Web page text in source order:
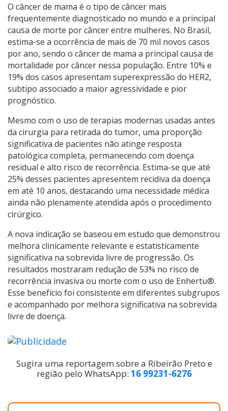
O câncer de mama é o tipo de câncer mais
frequentemente diagnosticado no mundo e a principal
causa de morte por câncer entre mulheres. No Brasil,
estima-se a ocorrência de mais de 70 mil novos casos
por ano, sendo o câncer de mama a principal causa de
mortalidade por câncer nessa população. Entre 10% e
19% dos casos apresentam superexpressão do HER2,
subtipo associado a maior agressividade e pior
prognóstico.
Mesmo com o uso de terapias modernas usadas antes
da cirurgia para retirada do tumor, uma proporção
significativa de pacientes não atinge resposta
patológica completa, permanecendo com doença
residual e alto risco de recorrência. Estima-se que até
25% desses pacientes apresentem recidiva da doença
em até 10 anos, destacando uma necessidade médica
ainda não plenamente atendida após o procedimento
cirúrgico.
A nova indicação se baseou em estudo que demonstrou
melhora clinicamente relevante e estatisticamente
significativa na sobrevida livre de progressão. Os
resultados mostraram redução de 53% no risco de
recorrência invasiva ou morte com o uso de Enhertu®.
Esse benefício foi consistente em diferentes subgrupos
e acompanhado por melhora significativa na sobrevida
livre de doença.
Sugira uma reportagem sobre a Ribeirão Preto e
região pelo WhatsApp: 16 99231-6276